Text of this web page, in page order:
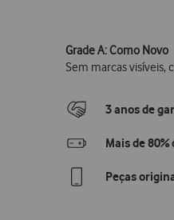
Grade A: Como Novo
Sem marcas visíveis,
3 anos de
Mais de
Peças